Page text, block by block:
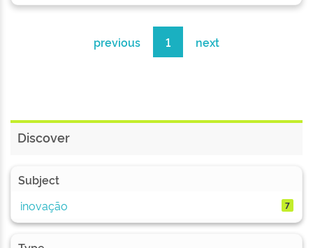
previous 1 next
Discover
Subject
inovação
7